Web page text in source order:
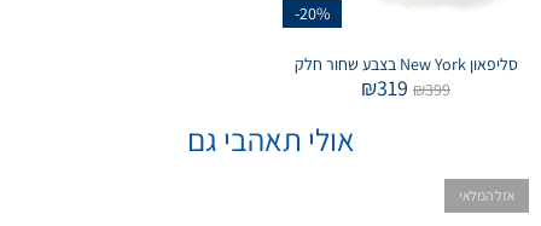
-20%
סליפאון New York בצבע שחור חלק
₪399
₪319
אולי תאהבי גם
אזל המלאי